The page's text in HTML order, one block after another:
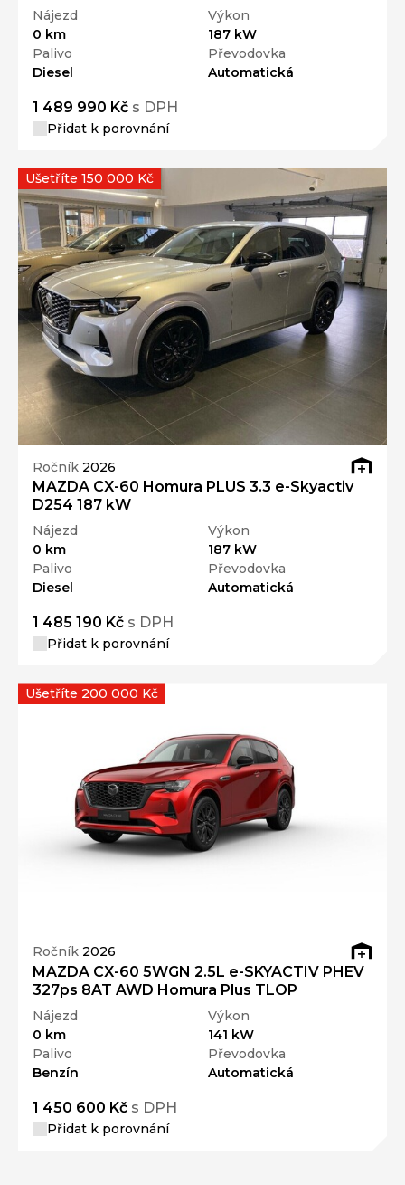
Nájezd
0 km
Výkon
187 kW
Palivo
Diesel
Převodovka
Automatická
1 489 990 Kč s DPH
Přidat k porovnání
Ročník 2026
MAZDA CX-60 Homura PLUS 3.3 e-Skyactiv
D254 187 kW
Nájezd
0 km
Výkon
187 kW
Palivo
Diesel
Převodovka
Automatická
1 485 190 Kč s DPH
Přidat k porovnání
Ušetříte 150 000 Kč
Ročník 2026
MAZDA CX-60 5WGN 2.5L e-SKYACTIV PHEV
327ps 8AT AWD Homura Plus TLOP
Nájezd
0 km
Výkon
141 kW
Palivo
Benzín
Převodovka
Automatická
1 450 600 Kč s DPH
Přidat k porovnání
Ušetříte 200 000 Kč